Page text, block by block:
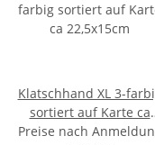
Klatschhand XL 3-
sortiert auf Karte ca
22,5x15cm
Preise nach